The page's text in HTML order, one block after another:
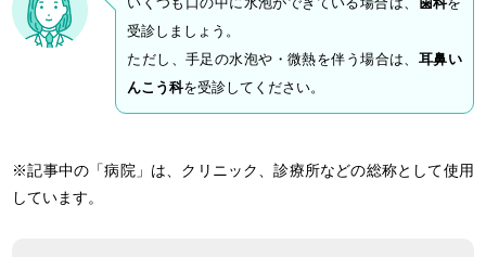
受診しましょう。
ただし、手足の水泡や・微熱を伴う場合は、 耳鼻い
んこう科を受診してください。
※記事中の「病院」は、クリニック、診療所などの総称として使用
しています。